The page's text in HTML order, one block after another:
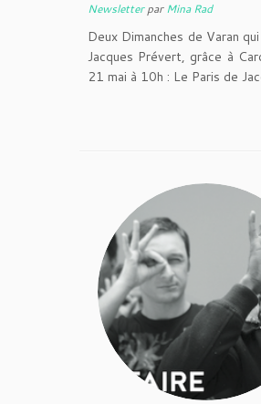
NewsletterparMina Rad
Deux Dimanches de Varan
Jacques Prévert, grâce à
21 mai à 10h : Le Paris de